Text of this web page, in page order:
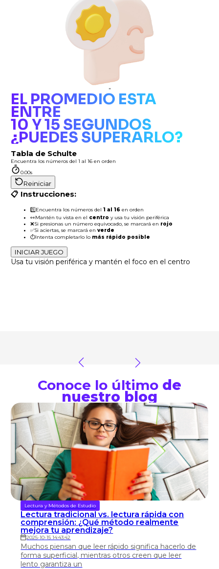
"
EL PROMEDIO ESTÁ
ENTRE
10 Y 15 SEGUNDOS
¿PUEDES SUPERARLO?
Tabla de Schulte
Encuentra los números del 1 al 16 en orden
0.00s
Reiniciar
📋 Instrucciones:
1️⃣Encuentra los números del1 al 16 en orden
👀Mantén tu vista en el centro y usa tu visión periférica
❌Si presionas un número equivocado, se marcará en rojo
✅Si aciertas, se marcará enverde
⏱️Intenta completarlo lo más rápido posible
INICIAR JUEGO
Usa tu visión periférica y mantén el foco en el centro
Conoce lo último de
nuestro blog
Lectura y Métodos de Estudio
Lectura tradicional vs. lectura rápida con
comprensión: ¿Qué método realmente
mejora tu aprendizaje?
2025-10-15 14:43:42
Muchos piensan que leer rápido significa hacerlo de
forma superficial, mientras otros creen que leer
lento garantiza un